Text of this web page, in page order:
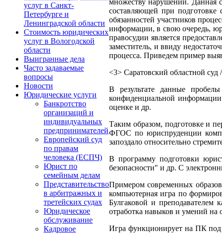
услуг в Санкт-
Петербурге и
Ленинградской области
Стоимость юридических
услуг в Вологодской
области
Выигранные дела
Часто задаваемые
вопросы
Новости
Юридические услуги
Банкротство
организаций и
индивидуальных
предпринимателей
Европейский суд
по правам
человека (ЕСПЧ)
Юрист по
семейным делам
Представительство
в арбитражных и
третейских судах
Юридическое
обслуживание
Кадровое
составляющей при подготовке
обязанностей участников
информации, в свою очередь,
правосудии является
заместитель, и ввиду
процесса. Приведем пример
<3> Саратовский областной
В результате данные
конфиденциальной
оценке и др.
Таким образом, подготовке и
ФГОС по юриспруденции
запоздало относительно
В программу подготовки
безопасности" и др. С
Примером современных
компьютерная игра по
Булгаковой и преподавателем
отработка навыков и умений на
Игра функционирует на ПК под